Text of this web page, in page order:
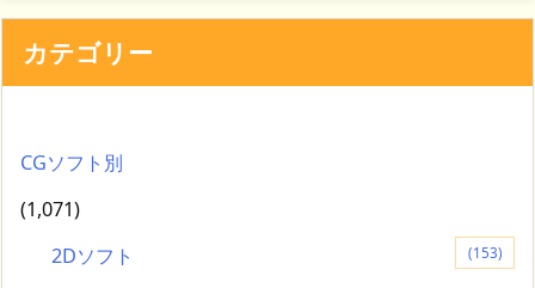
カテゴリー
CGソフト別
(1,071)
2Dソフト
(153)